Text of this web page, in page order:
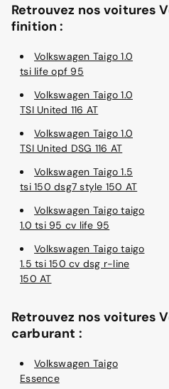
Retrouvez nos voitures
finition :
Volkswagen Taigo 1.0
tsi life opf 95
Volkswagen Taigo 1.0
TSI United 116 AT
Volkswagen Taigo 1.0
TSI United DSG 116 AT
Volkswagen Taigo 1.5
tsi 150 dsg7 style 150 AT
Volkswagen Taigo taigo
1.0 tsi 95 cv life 95
Volkswagen Taigo taigo
1.5 tsi 150 cv dsg r-line
150 AT
Retrouvez nos voitures
carburant :
Volkswagen Taigo
Essence